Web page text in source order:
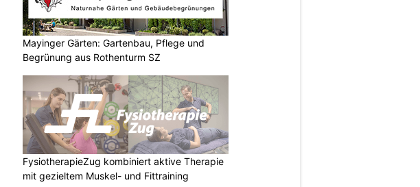
Mayinger Gärten: Gartenbau, Pflege und
Begrünung aus Rothenturm SZ
FysiotherapieZug kombiniert aktive Therapie
mit gezieltem Muskel- und Fittraining